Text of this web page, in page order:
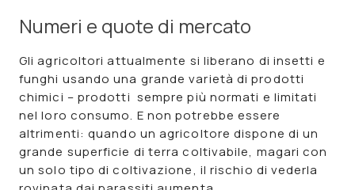
Numeri e quote di mercato
Gli agricoltori attualmente si liberano di insetti e
funghi usando una grande varietà diprodotti
chimici – prodotti sempre più normati e limitati
nel loro consumo. E non potrebbe essere
altrimenti: quando un agricoltore dispone di un
grande superficie di terra coltivabile, magari con
un solo tipo di coltivazione, il rischio di vederla